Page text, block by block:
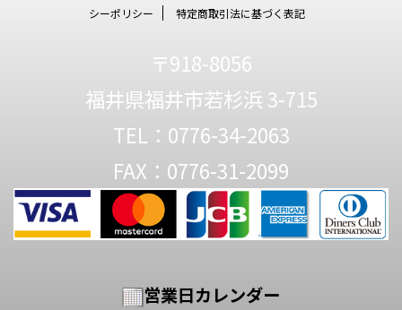
シーポリシー
特定商取引法に基づく表記
〒918-8056
福井県福井市若杉浜 3-715
TEL：0776-34-2063
FAX：0776-31-2099
営業日カレンダー